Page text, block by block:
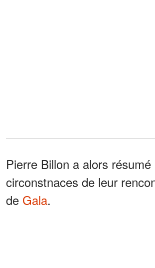
Pierre Billon a alors résumé
circonstnaces de leur
de Gala.